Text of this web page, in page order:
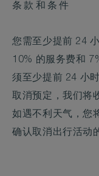
条款和条件
您需至少提前 24
10% 的服务费和
须至少提前 24 小
取消预定，我们将
如遇不利天气，您
确认取消出行活动